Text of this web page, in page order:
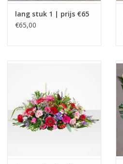
lang stuk 1 | prijs €65
€65,00